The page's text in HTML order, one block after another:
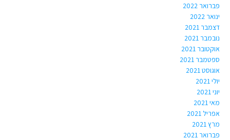
פברואר 2022
ינואר 2022
דצמבר 2021
נובמבר 2021
אוקטובר 2021
ספטמבר 2021
אוגוסט 2021
יולי 2021
יוני 2021
מאי 2021
אפריל 2021
מרץ 2021
פברואר 2021